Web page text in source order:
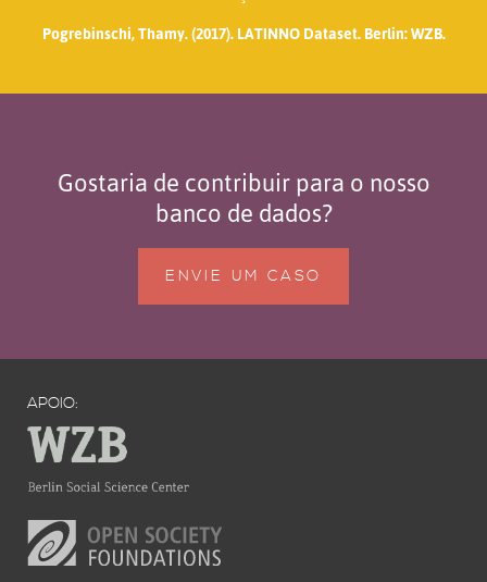
Pogrebinschi, Thamy. (2017). LATINNO Dataset. Berlin: WZB.
Gostaria de contribuir para o nosso
banco de dados?
ENVIE UM CASO
APOIO: